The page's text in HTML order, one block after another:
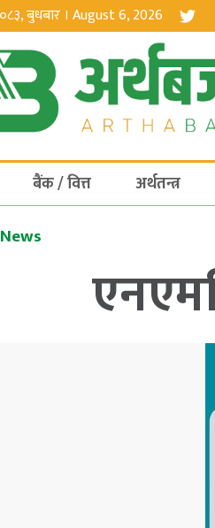
बुधबार । August 6, 2026
बैंक / वित्त अर्थतन्त्र